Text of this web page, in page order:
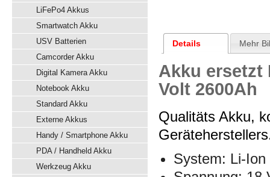
LiFePo4 Akkus
Smartwatch Akku
USV Batterien
Camcorder Akku
Digital Kamera Akku
Notebook Akku
Standard Akku
Externe Akkus
Handy / Smartphone Akku
PDA / Handheld Akku
Werkzeug Akku
Details Mehr
Akku ersetzt
Volt 2600Ah
Qualitäts Akku,
System: Li-Ion